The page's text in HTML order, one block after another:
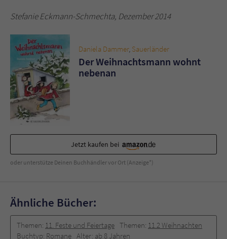
Stefanie Eckmann-Schmechta, Dezember 2014
Daniela Dammer, Sauerländer
Der Weihnachtsmann wohnt
nebenan
Jetzt kaufen bei
oder unterstütze Deinen Buchhändler vor Ort (Anzeige*)
Ähnliche Bücher:
Themen: 11. Feste und Feiertage Themen: 11.2 Weihnachten
Buchtyp: Romane Alter: ab 8 Jahren